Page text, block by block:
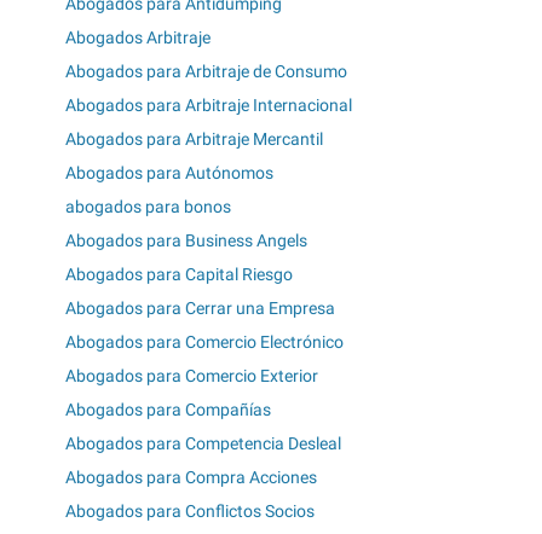
Abogados para Antidumping
Abogados Arbitraje
Abogados para Arbitraje de Consumo
Abogados para Arbitraje Internacional
Abogados para Arbitraje Mercantil
Abogados para Autónomos
abogados para bonos
Abogados para Business Angels
Abogados para Capital Riesgo
Abogados para Cerrar una Empresa
Abogados para Comercio Electrónico
Abogados para Comercio Exterior
Abogados para Compañías
Abogados para Competencia Desleal
Abogados para Compra Acciones
Abogados para Conflictos Socios